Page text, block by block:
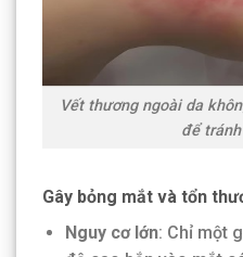
Vết thương ngoài da
để
Gây bỏng mắt và tổn
Nguy cơ lớn: Chỉ một